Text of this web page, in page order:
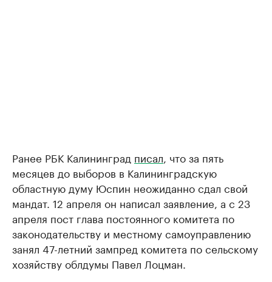
Ранее РБК Калининград писал , что за пять
месяцев до выборов в Калининградскую
областную думу Юспин неожиданно сдал свой
мандат. 12 апреля он написал заявление, а с 23
апреля пост глава постоянного комитета по
законодательству и местному самоуправлению
занял 47-летний зампред комитета по сельскому
хозяйству облдумы Павел Лоцман.